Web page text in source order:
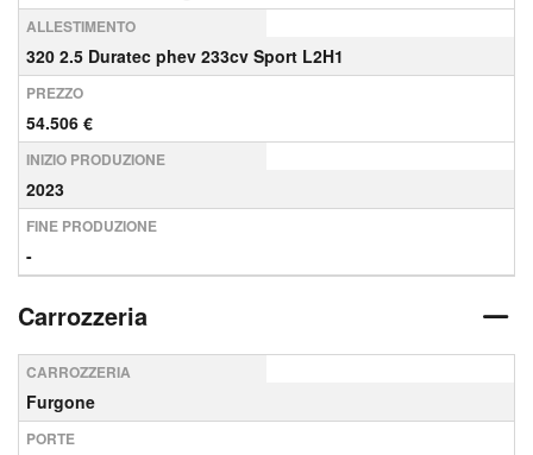
ALLESTIMENTO
320 2.5 Duratec phev 233cv Sport L2H1
PREZZO
54.506 €
INIZIO PRODUZIONE
2023
FINE PRODUZIONE
-
Carrozzeria
CARROZZERIA
Furgone
PORTE